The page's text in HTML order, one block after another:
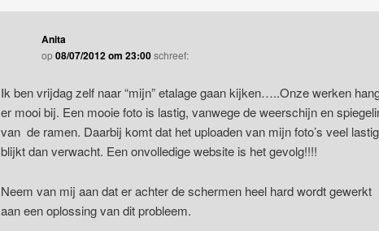
Anita
op08/07/2012 om 23:00schreef:
Ik ben vrijdag zelf naar “mijn” etalage gaan kijken…..Onze werken
er mooi bij. Een mooie foto is lastig, vanwege de weerschijn en
van de ramen. Daarbij komt dat het uploaden van mijn foto’s veel
blijkt dan verwacht. Een onvolledige website is het gevolg!!!!
Neem van mij aan dat er achter de schermen heel hard wordt gewerkt
aan een oplossing van dit probleem.